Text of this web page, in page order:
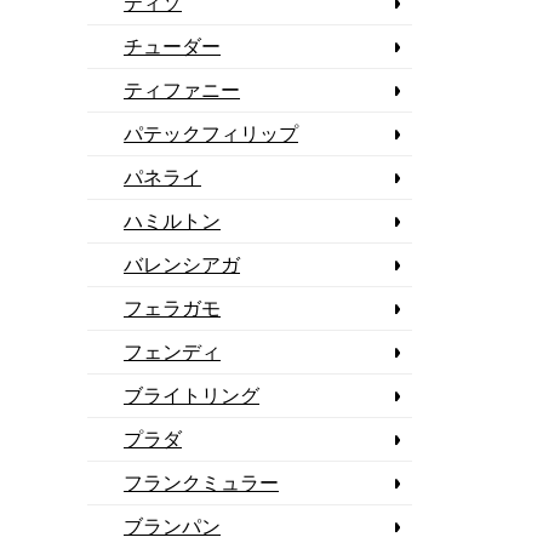
チューダー
ティファニー
パテックフィリップ
パネライ
ハミルトン
バレンシアガ
フェラガモ
フェンディ
ブライトリング
プラダ
フランクミュラー
ブランパン